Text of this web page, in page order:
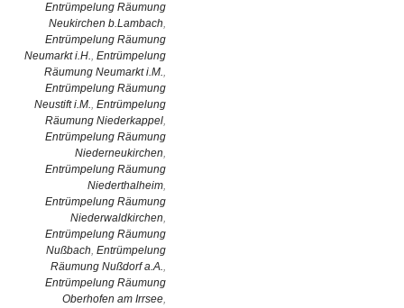
Entrümpelung Räumung
Neukirchen b.Lambach,
Entrümpelung Räumung
Neumarkt i.H., Entrümpelung
Räumung Neumarkt i.M.,
Entrümpelung Räumung
Neustift i.M., Entrümpelung
Räumung Niederkappel,
Entrümpelung Räumung
Niederneukirchen,
Entrümpelung Räumung
Niederthalheim,
Entrümpelung Räumung
Niederwaldkirchen,
Entrümpelung Räumung
Nußbach, Entrümpelung
Räumung Nußdorf a.A.,
Entrümpelung Räumung
Oberhofen am Irrsee,